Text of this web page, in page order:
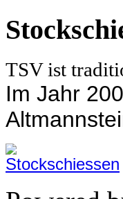
TSV ist
Im Jahr